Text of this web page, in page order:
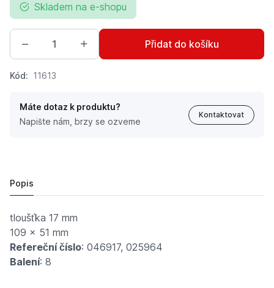
Skladem na e-shopu
Přidat do košíku
Kód: 11613
Máte dotaz k produktu?
Napište nám, brzy se ozveme
Kontaktovat
Popis
tloušťka 17 mm
109 x 51 mm
Refereční číslo: 046917, 025964
Balení: 8